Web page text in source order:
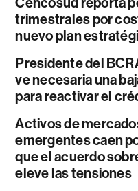
trimestrales por
nuevo plan
Presidente del
ve necesaria una
para reactivar el
Activos de
emergentes caen
que el acuerdo
eleve las tensiones